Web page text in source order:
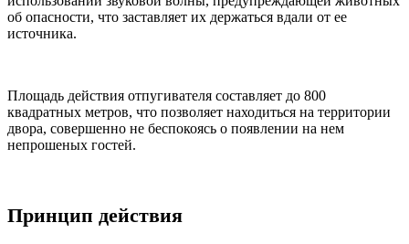
об опасности, что заставляет их держаться вдали от ее
источника.
Площадь действия отпугивателя составляет до 800
квадратных метров, что позволяет находиться на территории
двора, совершенно не беспокоясь о появлении на нем
непрошеных гостей.
Принцип действия